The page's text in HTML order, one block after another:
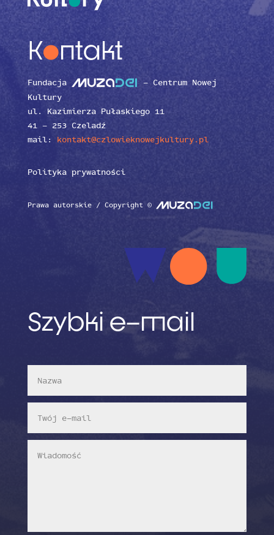
Kontakt
Fundacja MUZADEI
– Centrum Nowej
Kultury
ul. Kazimierza Pułaskiego 11
41 – 253 Czeladź
mail: kontakt@czlowieknowejkultury.pl
Polityka prywatności
Prawa autorskie / Copyright © MUZADEI
Szybki e–mail